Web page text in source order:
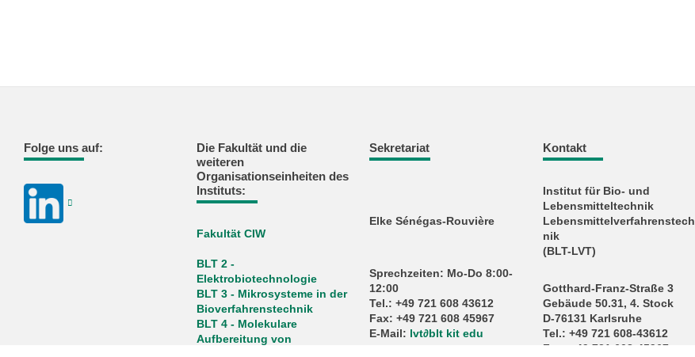
Folge uns auf:
Die Fakultät und die
weiteren
Organisationseinheiten des
Instituts:
Fakultät CIW
BLT 2 -
Elektrobiotechnologie
BLT 3 - Mikrosysteme in der
Bioverfahrenstechnik
BLT 4 - Molekulare
Aufbereitung von
Sekretariat
Elke Sénégas-Rouvière
Sprechzeiten: Mo-Do 8:00-
12:00
Tel.: +49 721 608 43612
Fax: +49 721 608 45967
E-Mail: lvt∂blt kit edu
Kontakt
Institut für Bio- und
Lebensmitteltechnik
Lebensmittelverfahrenstech
nik
(BLT-LVT)
Gotthard-Franz-Straße 3
Gebäude 50.31, 4. Stock
D-76131 Karlsruhe
Tel.: +49 721 608-43612
Fax: +49 721 608-45967